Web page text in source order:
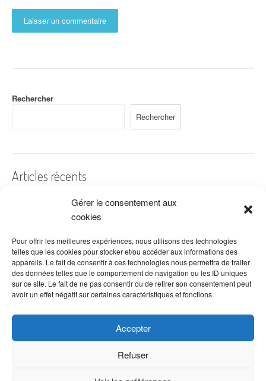
Gérer le consentement aux
cookies
Pour offrir les meilleures expériences, nous utilisons des technologies
telles que les cookies pour stocker et/ou accéder aux informations des
appareils. Le fait de consentir à ces technologies nous permettra de traiter
des données telles que le comportement de navigation ou les ID uniques
sur ce site. Le fait de ne pas consentir ou de retirer son consentement peut
avoir un effet négatif sur certaines caractéristiques et fonctions.
Accepter
Refuser
Rechercher
Rechercher
Articles récents
A quelles dates de l’année offre-t-on des fleurs ?
Les fleurs préférées des Français
Combien de fois arroser un cactus ?
Quelles fleurs offrir pour la fête des mères ?
Idées de décoration avec fleurs séchées